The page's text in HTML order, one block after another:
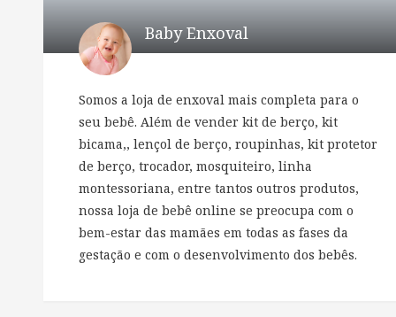
Baby Enxoval
Somos a loja de enxoval mais completa para o
seu bebê. Além de vender kit de berço, kit
bicama,, lençol de berço, roupinhas, kit protetor
de berço, trocador, mosquiteiro, linha
montessoriana, entre tantos outros produtos,
nossa loja de bebê online se preocupa com o
bem-estar das mamães em todas as fases da
gestação e com o desenvolvimento dos bebês.